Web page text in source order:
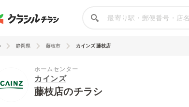
静岡県 藤枝市 カインズ 藤枝店
ホームセンター
カインズ
藤枝店のチラシ